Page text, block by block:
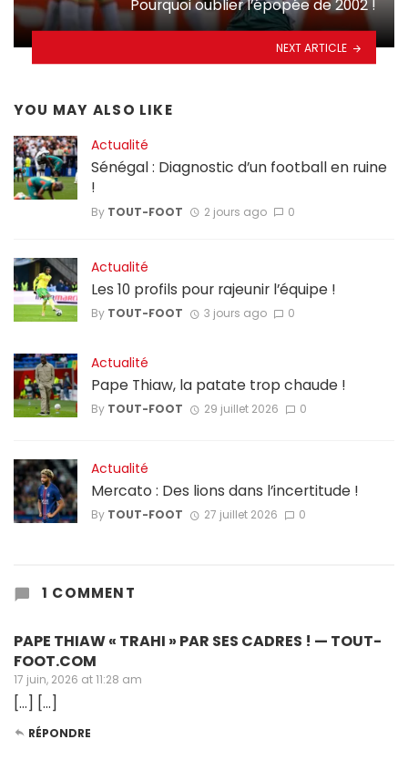
Pourquoi oublier l’épopée de 2002 !
NEXT ARTICLE
YOU MAY ALSO LIKE
Actualité
Sénégal : Diagnostic d’un football en ruine
!
By TOUT-FOOT 2 jours ago 0
Actualité
Les 10 profils pour rajeunir l’équipe !
By TOUT-FOOT 3 jours ago 0
Actualité
Pape Thiaw, la patate trop chaude !
By TOUT-FOOT 29 juillet 2026 0
Actualité
Mercato : Des lions dans l’incertitude !
By TOUT-FOOT 27 juillet 2026 0
1 COMMENT
PAPE THIAW « TRAHI » PAR SES CADRES ! — TOUT-
FOOT.COM
17 juin, 2026 at 11:28 am
[…] […]
RÉPONDRE